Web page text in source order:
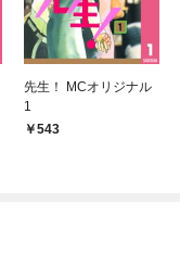
先生！ MCオリジナル
1
543